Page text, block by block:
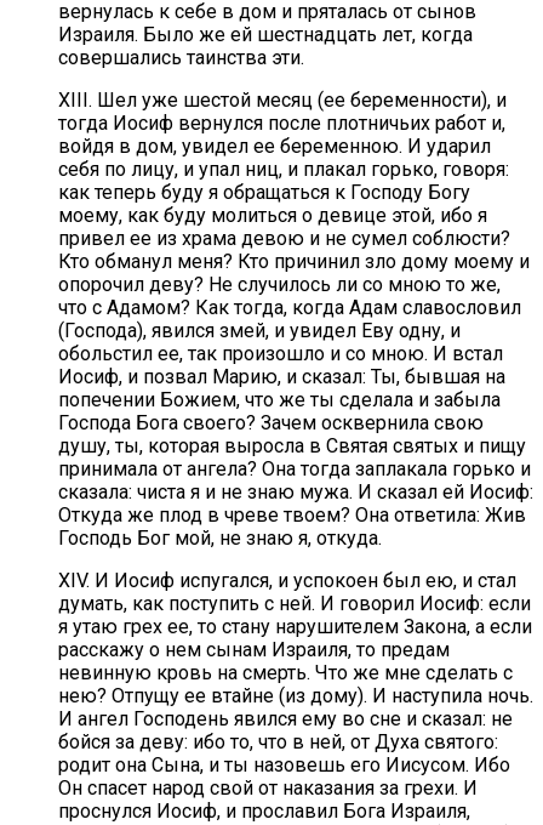
вернулась к себе в дом и пряталась от сынов
Израиля. Было же ей шестнадцать лет, когда
совершались таинства эти.
XIII. Шел уже шестой месяц (ее беременности), и
тогда Иосиф вернулся после плотничьих работ и,
войдя в дом, увидел ее беременною. И ударил
себя по лицу, и упал ниц, и плакал горько, говоря:
как теперь буду я обращаться к Господу Богу
моему, как буду молиться о девице этой, ибо я
привел ее из храма девою и не сумел соблюсти?
Кто обманул меня? Кто причинил зло дому моему и
опорочил деву? Не случилось ли со мною то же,
что с Адамом? Как тогда, когда Адам славословил
(Господа), явился змей, и увидел Еву одну, и
обольстил ее, так произошло и со мною. И встал
Иосиф, и позвал Марию, и сказал: Ты, бывшая на
попечении Божием, что же ты сделала и забыла
Господа Бога своего? Зачем осквернила свою
душу, ты, которая выросла в Святая святых и пищу
принимала от ангела? Она тогда заплакала горько и
сказала: чиста я и не знаю мужа. И сказал ей Иосиф:
Откуда же плод в чреве твоем? Она ответила: Жив
Господь Бог мой, не знаю я, откуда.
XIV. И Иосиф испугался, и успокоен был ею, и стал
думать, как поступить с ней. И говорил Иосиф: если
я утаю грех ее, то стану нарушителем Закона, а если
расскажу о нем сынам Израиля, то предам
невинную кровь на смерть. Что же мне сделать с
нею? Отпущу ее втайне (из дому). И наступила ночь.
И ангел Господень явился ему во сне и сказал: не
бойся за деву: ибо то, что в ней, от Духа святого:
родит она Сына, и ты назовешь его Иисусом. Ибо
Он спасет народ свой от наказания за грехи. И
проснулся Иосиф, и прославил Бога Израиля,